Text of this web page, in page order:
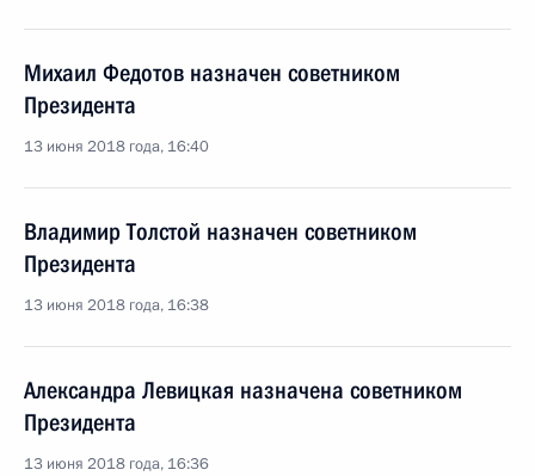
Михаил Федотов назначен советником
Президента
13 июня 2018 года, 16:40
Владимир Толстой назначен советником
Президента
13 июня 2018 года, 16:38
Александра Левицкая назначена советником
Президента
13 июня 2018 года, 16:36